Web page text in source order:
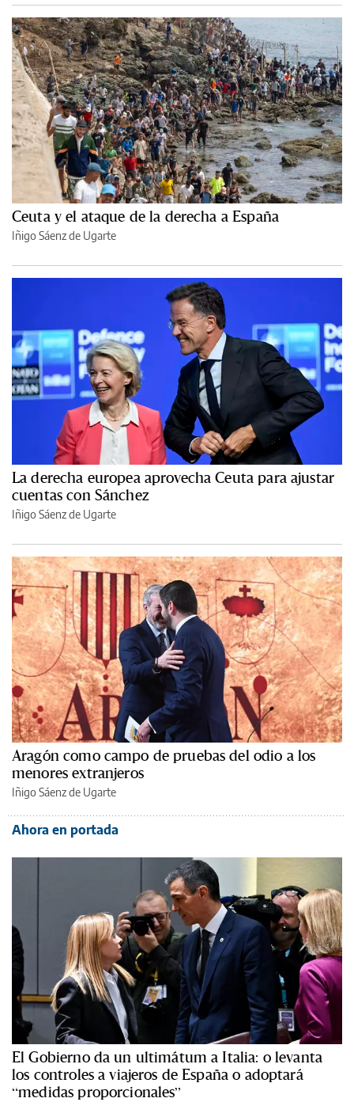
Ceuta y el ataque de la derecha a España
Iñigo Sáenz de Ugarte
La derecha europea aprovecha Ceuta para ajustar
cuentas con Sánchez
Iñigo Sáenz de Ugarte
Aragón como campo de pruebas del odio a los
menores extranjeros
Iñigo Sáenz de Ugarte
Ahora en portada
El Gobierno da un ultimátum a Italia: o levanta
los controles a viajeros de España o adoptará
“medidas proporcionales”